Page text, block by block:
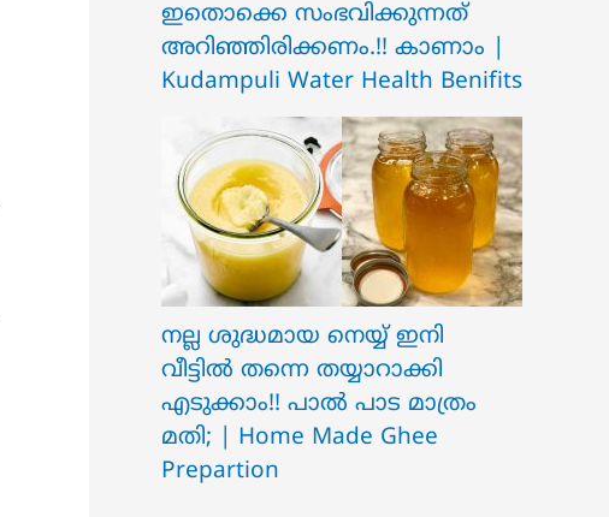
ഇതൊക്കെ സംഭവിക്കുന്നത്
അറിഞ്ഞിരിക്കണം.!! കാണാം |
Kudampuli Water Health Benifits
നല്ല ശുദ്ധമായ നെയ്യ് ഇനി
വീട്ടിൽ തന്നെ തയ്യാറാക്കി
എടുക്കാം!! പാൽ പാട മാത്രം
മതി; | Home Made Ghee
Prepartion